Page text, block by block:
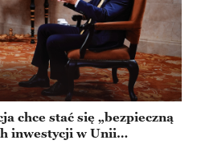
chce stać się „bezpieczną
inwestycji w Unii